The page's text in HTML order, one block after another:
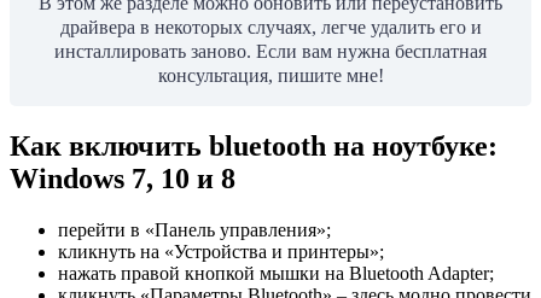
драйвера в некоторых случаях, легче удалить его и
инсталлировать заново. Если вам нужна бесплатная
консультация, пишите мне!
Как включить bluetooth на ноутбуке:
Windows 7, 10 и 8
перейти в «Панель управления»;
кликнуть на «Устройства и принтеры»;
нажать правой кнопкой мышки на Bluetooth Adapter;